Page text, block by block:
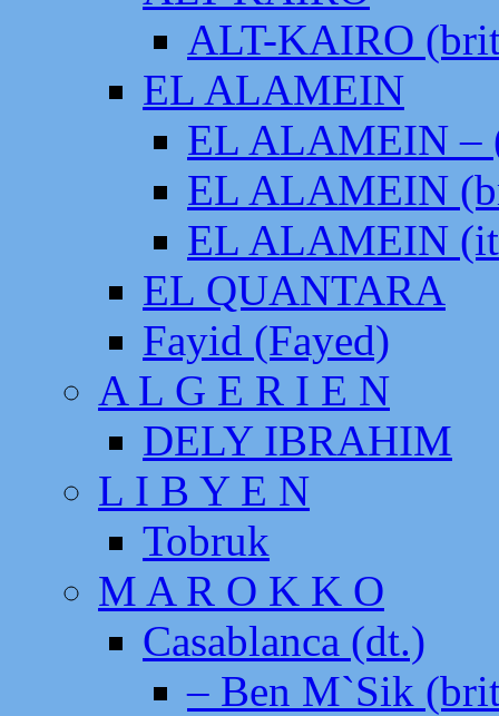
ALT-KAIRO
EL ALAMEIN
EL ALAMEIN –
EL ALAMEIN
EL ALAMEIN
EL QUANTARA
Fayid (Fayed)
A L G E R I E N
DELY IBRAHIM
L I B Y E N
Tobruk
M A R O K K O
Casablanca (dt.)
– Ben M`Sik